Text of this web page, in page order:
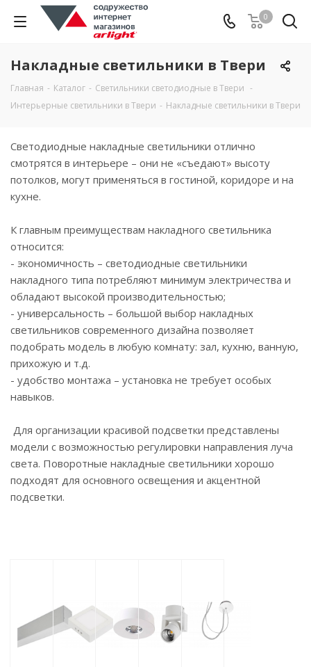
0
Накладные светильники в Твери
Главная - Каталог - Светильники светодиодные в Твери -
Интерьерные светильники в Твери - Накладные светильники в Твери
Светодиодные накладные светильники отлично
смотрятся в интерьере – они не «съедают» высоту
потолков, могут применяться в гостиной, коридоре и на
кухне.
К главным преимуществам накладного светильника
относится:
- экономичность – светодиодные светильники
накладного типа потребляют минимум электричества и
обладают высокой производительностью;
- универсальность – большой выбор накладных
светильников современного дизайна позволяет
подобрать модель в любую комнату: зал, кухню, ванную,
прихожую и т.д.
- удобство монтажа – установка не требует особых
навыков.
Для организации красивой подсветки представлены
модели с возможностью регулировки направления луча
света. Поворотные накладные светильники хорошо
подходят для основного освещения и акцентной
подсветки.